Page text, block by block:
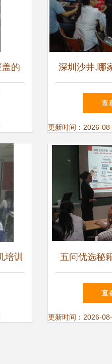
的 深圳沙井,哪
先
查
更新时间：2026-
培训
南
五问优选秘
机培训中心
查
更新时间：2026-